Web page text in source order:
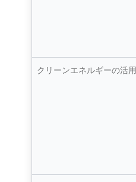
クリーンエネルギーの活用